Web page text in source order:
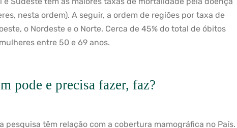
nesta ordem). A seguir, a ordem de regiões por taxa de
o Nordeste e o Norte. Cerca de 45% do total de óbitos
entre 50 e 69 anos.
pode e precisa fazer, faz?
têm relação com a cobertura mamográfica no País.